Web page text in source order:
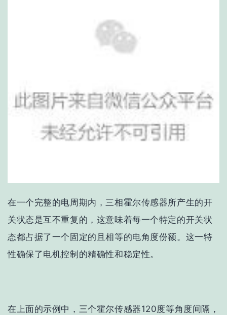
在一个完整的电周期内，三相霍尔传感器所产生的开
关状态是互不重复的，这意味着每一个特定的开关状
态都占据了一个固定的且相等的电角度份额。这一特
性确保了电机控制的精确性和稳定性。
在上面的示例中，三个霍尔传感器120度等角度间隔，